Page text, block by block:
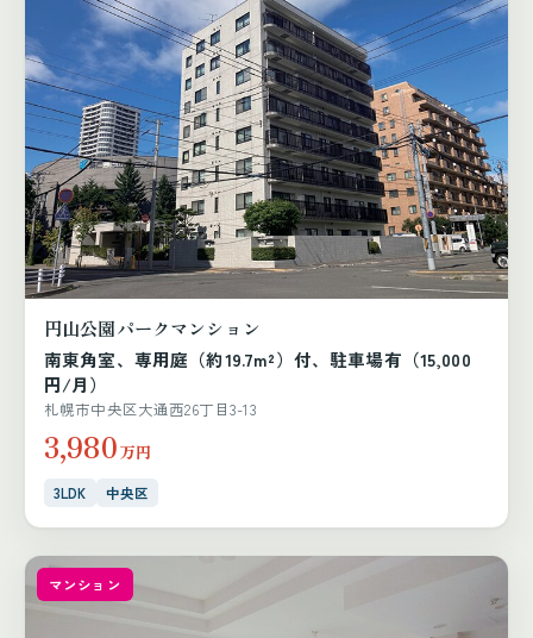
円山公園パークマンション
南東角室、専用庭（約19.7m²）付、駐車場有（15,000
円/月）
札幌市中央区大通西26丁目3-13
3,980万円
3LDK 中央区
マンション